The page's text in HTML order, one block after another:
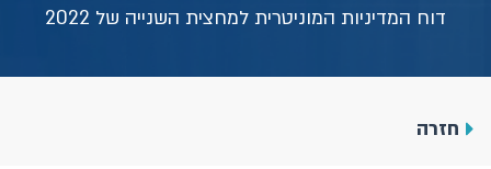
דוח המדיניות המוניטרית למחצית השנייה של 2022
חזרה